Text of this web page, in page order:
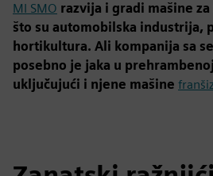
MI SMO razvija i gradi mašine
što su automobilska industrija,
hortikultura. Ali kompanija sa
posebno je jaka u
uključujući i njene mašine